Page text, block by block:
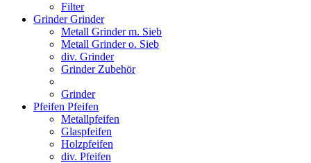
Filter
GrinderGrinder
Metall Grinder m. Sieb
Metall Grinder o. Sieb
div. Grinder
Grinder Zubehör
Grinder
Pfeifen Pfeifen
Metallpfeifen
Glaspfeifen
Holzpfeifen
div. Pfeifen